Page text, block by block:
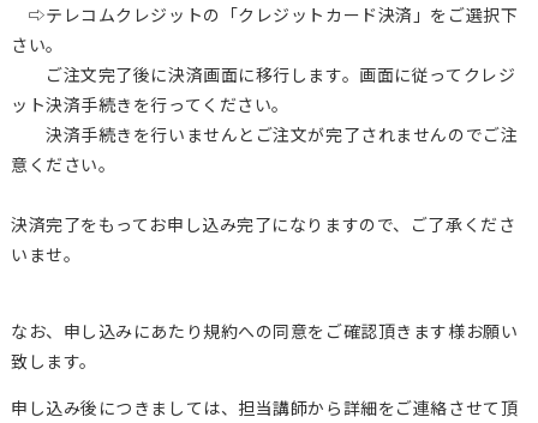
⇨テレコムクレジットの「クレジットカード決済」をご選択下
さい。
ご注文完了後に決済画面に移行します。画面に従ってクレジ
ット決済手続きを行ってください。
決済手続きを行いませんとご注文が完了されませんのでご注
意ください。
決済完了をもってお申し込み完了になりますので、ご了承くださ
いませ。
なお、申し込みにあたり規約への同意をご確認頂きます様お願い
致します。
申し込み後につきましては、担当講師から詳細をご連絡させて頂